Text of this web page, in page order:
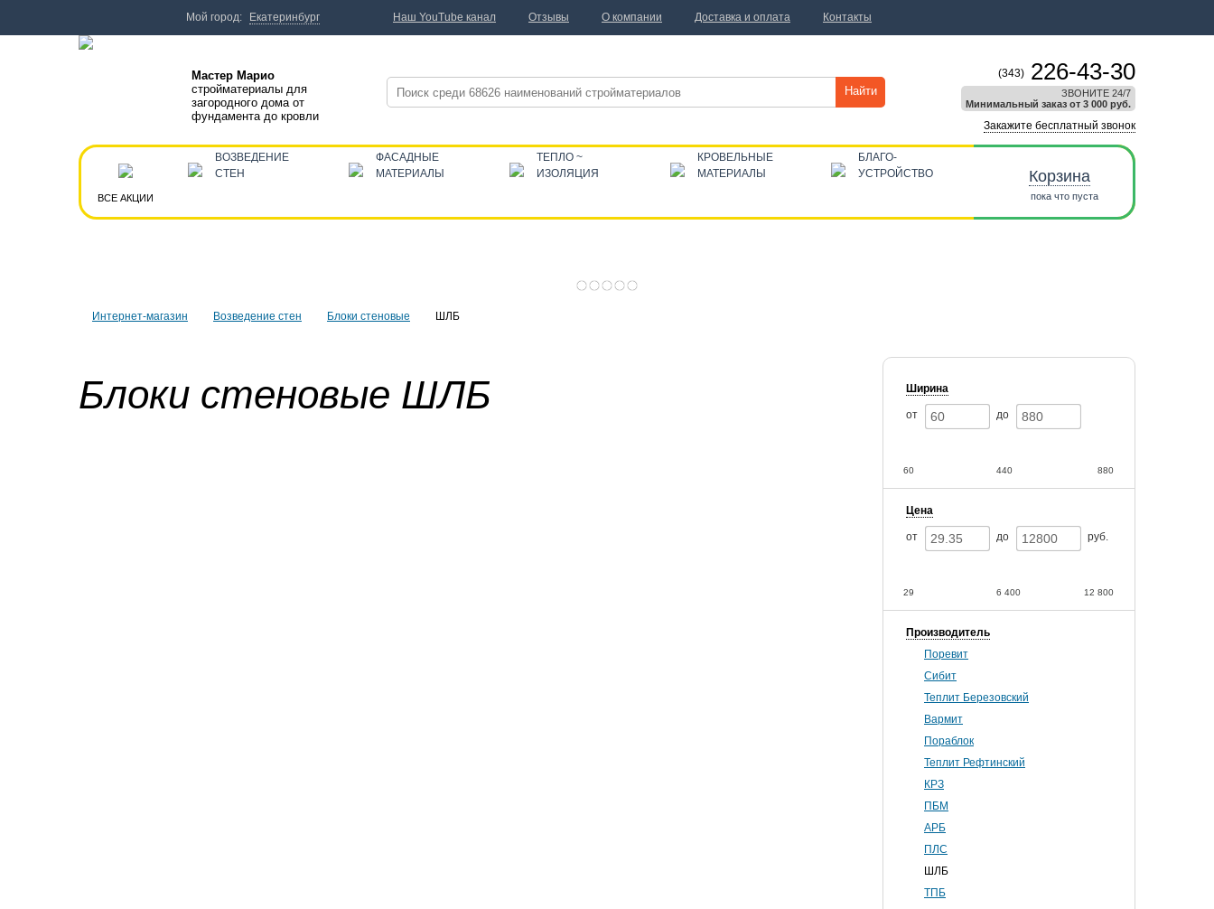
Интернет-магазин Возведение стен Блоки стеновые ШЛБ
Ширина
от до
60 880
440
Цена
от до руб.
29 12 800
6 400
Производитель
Поревит
Сибит
Теплит Березовский
Вармит
Пораблок
Теплит Рефтинский
КРЗ
ПБМ
АРБ
ПЛС
ШЛБ
ТПБ
Блоки стеновые ШЛБ
Мастер Марио
стройматериалы для
загородного дома от
фундамента до кровли
Найти
(343) 226-43-30
ЗВОНИТЕ 24/7
Минимальный заказ от 3 000 руб.
Закажите бесплатный звонок
ВСЕ АКЦИИ
ВОЗВЕДЕНИЕ
СТЕН
ФАСАДНЫЕ
МАТЕРИАЛЫ
ТЕПЛО ~
ИЗОЛЯЦИЯ
КРОВЕЛЬНЫЕ
МАТЕРИАЛЫ
БЛАГО-
УСТРОЙСТВО
Корзина
пока что пуста
Мой город: Екатеринбург Наш YouTube канал Отзывы О компании Доставка и оплата Контакты